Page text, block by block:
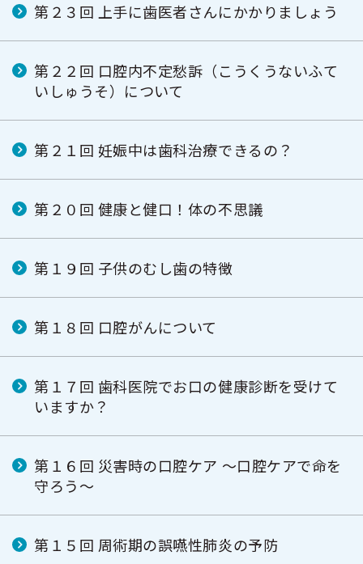
第２３回 上手に歯医者さんにかかりましょう
第２２回 口腔内不定愁訴（こうくうないふて
いしゅうそ）について
第２１回 妊娠中は歯科治療できるの？
第２０回 健康と健口！体の不思議
第１９回 子供のむし歯の特徴
第１８回 口腔がんについて
第１７回 歯科医院でお口の健康診断を受けて
いますか？
第１６回 災害時の口腔ケア ～口腔ケアで命を
守ろう～
第１５回 周術期の誤嚥性肺炎の予防